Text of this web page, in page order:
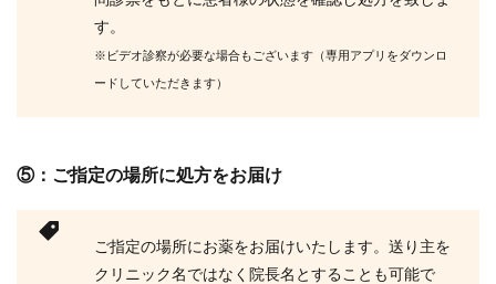
す。
※ビデオ診察が必要な場合もございます（専用アプリをダウンロ
ードしていただきます）
⑤：ご指定の場所に処方をお届け
ご指定の場所にお薬をお届けいたします。送り主を
クリニック名ではなく院長名とすることも可能で